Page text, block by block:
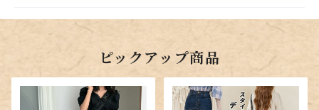
ピックアップ商品